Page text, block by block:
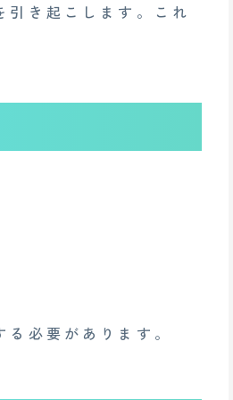
き起こします。これ
必要があります。